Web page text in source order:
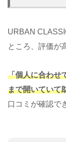
URBAN
ところ、評価が
「個人に合わせ
まで開いていて
口コミが確認で